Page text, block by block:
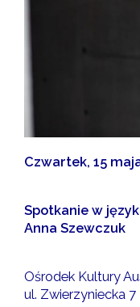
Czwartek, 15
Spotkanie w
Anna Szewczuk
Ośrodek Kultury
ul. Zwierzyniecka 7